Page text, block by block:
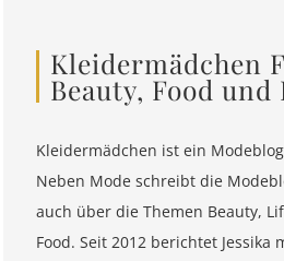
Kleidermädchen
Beauty, Food
Kleidermädchen ist ein
Neben Mode schreibt die
auch über die Themen Beauty,
Food. Seit 2012 berichtet Jessika